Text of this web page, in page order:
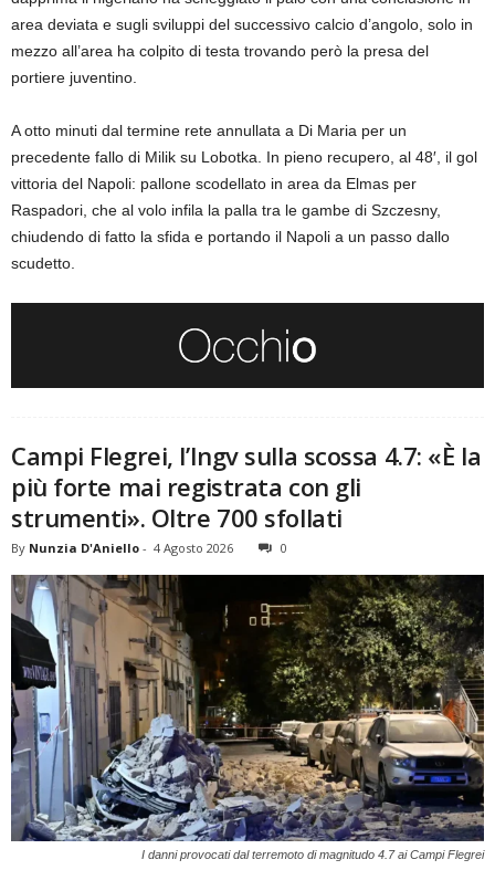
area deviata e sugli sviluppi del successivo calcio d’angolo, solo in
mezzo all’area ha colpito di testa trovando però la presa del
portiere juventino.
A otto minuti dal termine rete annullata a Di Maria per un
precedente fallo di Milik su Lobotka. In pieno recupero, al 48′, il gol
vittoria del Napoli: pallone scodellato in area da Elmas per
Raspadori, che al volo infila la palla tra le gambe di Szczesny,
chiudendo di fatto la sfida e portando il Napoli a un passo dallo
scudetto.
Campi Flegrei, l’Ingv sulla scossa 4.7: «È la
più forte mai registrata con gli
strumenti». Oltre 700 sfollati
By Nunzia D'Aniello - 4 Agosto 2026 0
I danni provocati dal terremoto di magnitudo 4.7 ai Campi Flegrei